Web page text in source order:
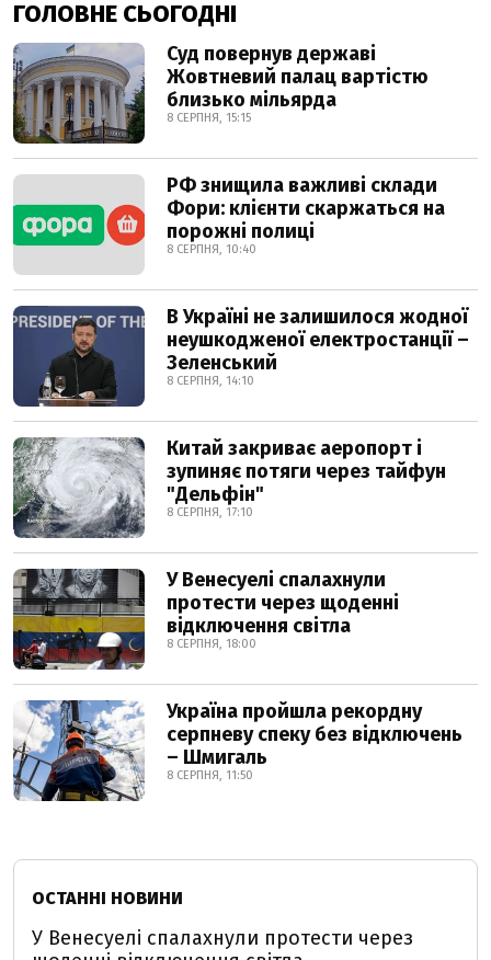
ГОЛОВНЕ СЬОГОДНІ
Суд повернув державі
Жовтневий палац вартістю
близько мільярда
8 СЕРПНЯ, 15:15
РФ знищила важливі склади
Фори: клієнти скаржаться на
порожні полиці
8 СЕРПНЯ, 10:40
В Україні не залишилося жодної
неушкодженої електростанції –
Зеленський
8 СЕРПНЯ, 14:10
Китай закриває аеропорт і
зупиняє потяги через тайфун
"Дельфін"
8 СЕРПНЯ, 17:10
У Венесуелі спалахнули
протести через щоденні
відключення світла
8 СЕРПНЯ, 18:00
Україна пройшла рекордну
серпневу спеку без відключень
– Шмигаль
8 СЕРПНЯ, 11:50
ОСТАННІ НОВИНИ
У Венесуелі спалахнули протести через